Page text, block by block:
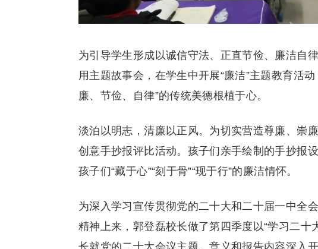
为引导学生形成以诚信守法、正直节俭、廉洁自
用主题故事会，在学生中开展“廉洁”主题教育活
廉、节俭、自律”的传统美德根植于心。
淡泊以明志，清廉以正风。为切实营造尊廉、崇
创意手抄报评比活动。孩子们亲手绘制的手抄报
孩子们“藏于心”“刻于骨”“现于行”的廉洁情怀。
为深入学习宣传贯彻党的二十大和二十届一中全
精神上来，郭登磊校长做了第四季度以“学习二
长就党的二十大会议主题、意义和报告内容深入